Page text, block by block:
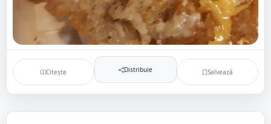
Citește Distribuie Salvează